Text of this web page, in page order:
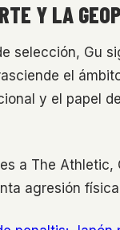
Y LA
selección, Gu
el
y el papel
a The
agresión